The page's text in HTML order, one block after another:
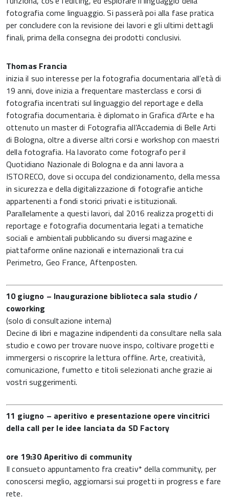
fotografia come linguaggio. Si passerà poi alla fase pratica
per concludere con la revisione dei lavori e gli ultimi dettagli
finali, prima della consegna dei prodotti conclusivi.
Thomas Francia
inizia il suo interesse per la fotografia documentaria all’età di
19 anni, dove inizia a frequentare masterclass e corsi di
fotografia incentrati sul linguaggio del reportage e della
fotografia documentaria. è diplomato in Grafica d’Arte e ha
ottenuto un master di Fotografia all’Accademia di Belle Arti
di Bologna, oltre a diverse altri corsi e workshop con maestri
della fotografia. Ha lavorato come fotografo per il
Quotidiano Nazionale di Bologna e da anni lavora a
ISTORECO, dove si occupa del condizionamento, della messa
in sicurezza e della digitalizzazione di fotografie antiche
appartenenti a fondi storici privati e istituzionali.
Parallelamente a questi lavori, dal 2016 realizza progetti di
reportage e fotografia documentaria legati a tematiche
sociali e ambientali pubblicando su diversi magazine e
piattaforme online nazionali e internazionali tra cui
Perimetro, Geo France, Aftenposten.
10 giugno – Inaugurazione biblioteca sala studio /
coworking
(solo di consultazione interna)
Decine di libri e magazine indipendenti da consultare nella sala
studio e cowo per trovare nuove inspo, coltivare progetti e
immergersi o riscoprire la lettura offline. Arte, creatività,
comunicazione, fumetto e titoli selezionati anche grazie ai
vostri suggerimenti.
11 giugno – aperitivo e presentazione opere vincitrici
della call per le idee lanciata da SD Factory
ore 19:30 Aperitivo di community
Il consueto appuntamento fra creativ* della community, per
conoscersi meglio, aggiornarsi sui progetti in progress e fare
rete.